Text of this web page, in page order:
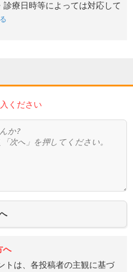
診療日時等によっては対応して
ください
へ
トは、各投稿者の主観に基づ